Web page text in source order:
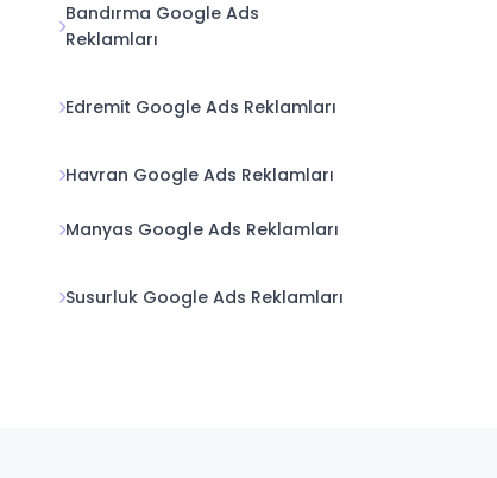
Bandırma Google Ads
Reklamları
Edremit Google Ads Reklamları
Havran Google Ads Reklamları
Manyas Google Ads Reklamları
Susurluk Google Ads Reklamları